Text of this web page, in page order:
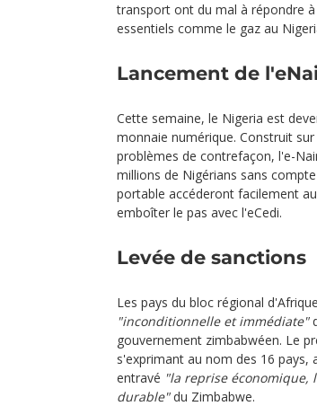
transport ont du mal à répondre
essentiels comme le gaz au
Lancement de
Cette semaine, le Nigeria est
monnaie numérique. Construit
problèmes de contrefaçon, l'e-
millions de Nigérians sans
portable accéderont facilement
emboîter le pas avec l'eCedi.
Levée de sanctions
Les pays du bloc régional
"inconditionnelle et immédiate"
gouvernement zimbabwéen. Le
s'exprimant au nom des 16 pays,
entravé "la reprise économique,
durable"du Zimbabwe.